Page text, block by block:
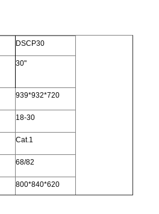
DSCP30
30"
939*932*720
18-30
Cat.1
68/82
800*840*620